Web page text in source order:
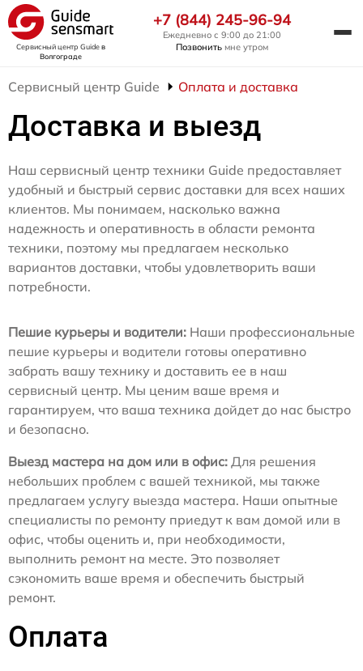
Сервисный центр Guideв
Волгограде
+7 (844) 245-96-94
Ежедневно с 9:00 до 21:00
Позвонить мне утром
Сервисный центр Guide Оплата и доставка
Доставка и выезд
Наш сервисный центр техники Guide предоставляет
удобный и быстрый сервис доставки для всех наших
клиентов. Мы понимаем, насколько важна
надежность и оперативность в области ремонта
техники, поэтому мы предлагаем несколько
вариантов доставки, чтобы удовлетворить ваши
потребности.
Пешие курьеры и водители: Наши профессиональные
пешие курьеры и водители готовы оперативно
забрать вашу технику и доставить ее в наш
сервисный центр. Мы ценим ваше время и
гарантируем, что ваша техника дойдет до нас быстро
и безопасно.
Выезд мастера на дом или в офис: Для решения
небольших проблем с вашей техникой, мы также
предлагаем услугу выезда мастера. Наши опытные
специалисты по ремонту приедут к вам домой или в
офис, чтобы оценить и, при необходимости,
выполнить ремонт на месте. Это позволяет
сэкономить ваше время и обеспечить быстрый
ремонт.
Оплата